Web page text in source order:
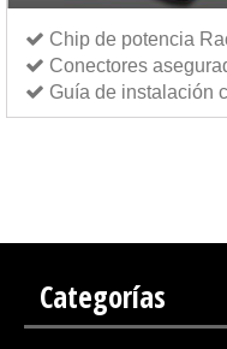
Chip de potencia
Conectores
Guía de instalación
Categorías